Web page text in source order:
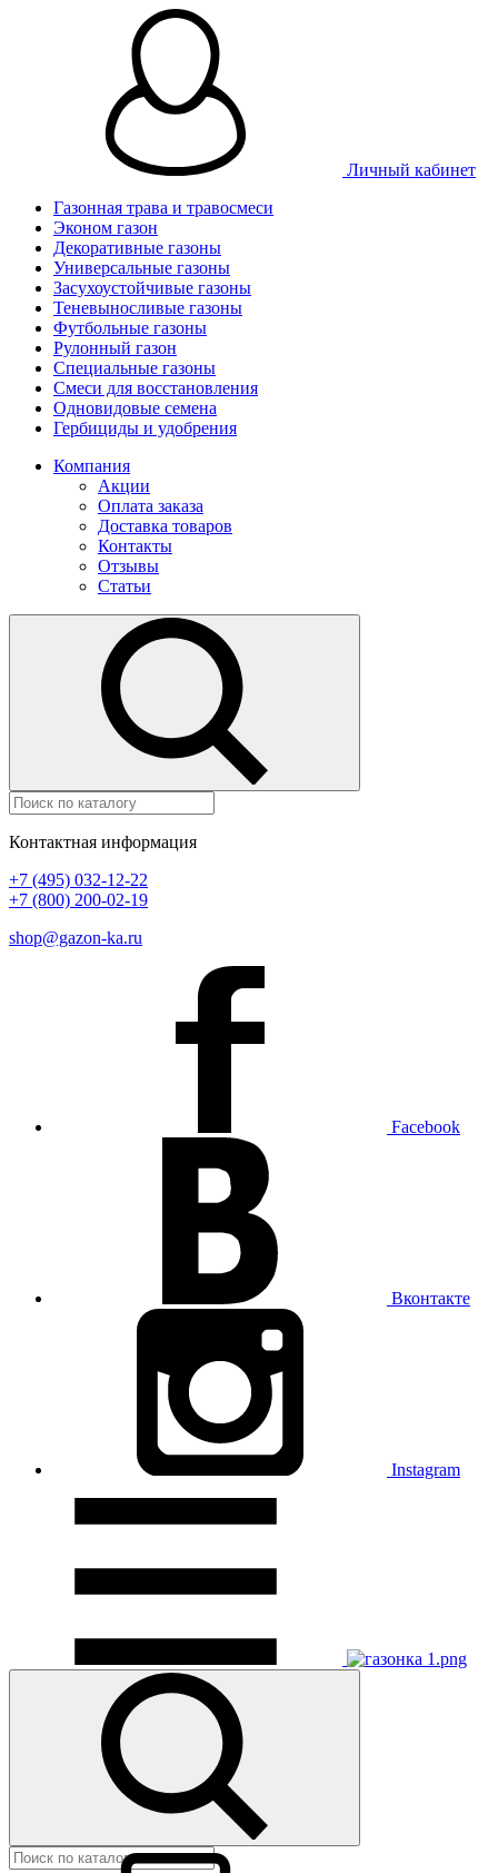
Личный кабинет
Газонная трава и травосмеси
Эконом газон
Декоративные газоны
Универсальные газоны
Засухоустойчивые газоны
Теневыносливые газоны
Футбольные газоны
Рулонный газон
Специальные газоны
Смеси для восстановления
Одновидовые семена
Гербициды и удобрения
Компания
Акции
Оплата заказа
Доставка товаров
Контакты
Отзывы
Статьи
Контактная информация
+7 (495) 032-12-22
+7 (800) 200-02-19
shop@gazon-ka.ru
Facebook
Вконтакте
Instagram